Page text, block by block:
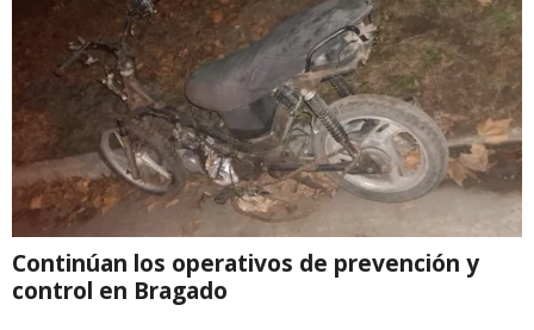
Continúan los operativos de prevención y
control en Bragado